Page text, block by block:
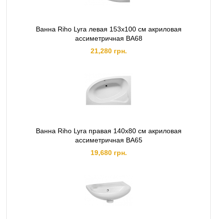
Ванна Riho Lyra левая 153x100 см акриловая
ассиметричная BA68
21,280 грн.
Ванна Riho Lyra правая 140x80 см акриловая
ассиметричная BA65
19,680 грн.